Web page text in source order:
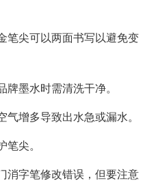
笔尖可以两面书写以避免变
墨水时需清洗干净。
增多导致出水急或漏水。
尖。
消字笔修改错误，但要注意